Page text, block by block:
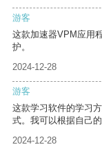
游客
这款加速器VPM应用
护。
2024-12-28
游客
这款学习软件的学习
式。我可以根据自己
2024-12-28